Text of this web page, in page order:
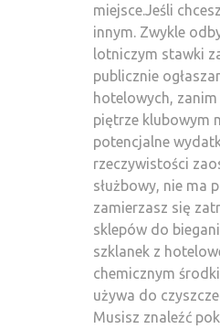
miejsce.Jeśli
innym. Zwykle
lotniczym stawki
publicznie
hotelowych,
piętrze klubowym
potencjalne
rzeczywistości
służbowy, nie ma
zamierzasz się
sklepów do
szklanek z
chemicznym
używa do
Musisz znaleźć